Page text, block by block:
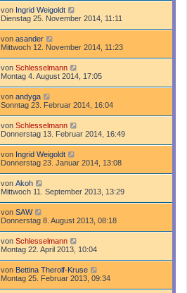
von Ingrid Weigoldt
Dienstag 25. November 2014, 11:11
von asander
Mittwoch 12. November 2014, 11:23
von Schlesselmann
Montag 4. August 2014, 17:05
von andyga
Sonntag 23. Februar 2014, 16:04
von Schlesselmann
Donnerstag 13. Februar 2014, 16:49
von Ingrid Weigoldt
Donnerstag 23. Januar 2014, 13:08
von Akoh
Mittwoch 11. September 2013, 13:29
von SAW
Donnerstag 8. August 2013, 08:18
von Schlesselmann
Montag 22. April 2013, 10:04
von Bettina Therolf-Kruse
Montag 25. Februar 2013, 09:34